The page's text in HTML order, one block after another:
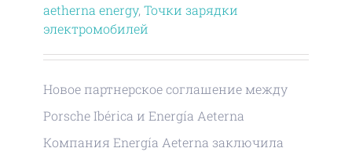
aetherna energy, Точки зарядки
электромобилей
Новое партнерское соглашение между
Porsche Ibérica и Energía Aeterna
Компания Energía Aeterna заключила